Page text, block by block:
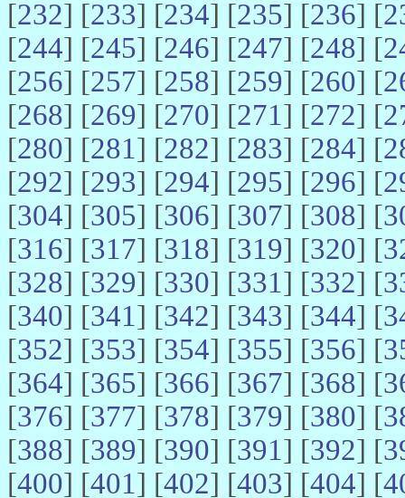
[232] [233] [234] [235] [236] [
[244] [245] [246] [247] [248] [
[256] [257] [258] [259] [260] [
[268] [269] [270] [271] [272] [
[280] [281] [282] [283] [284] [
[292] [293] [294] [295] [296] [
[304] [305] [306] [307] [308] [
[316] [317] [318] [319] [320] [
[328] [329] [330] [331] [332] [
[340] [341] [342] [343] [344] [
[352] [353] [354] [355] [356] [
[364] [365] [366] [367] [368] [
[376] [377] [378] [379] [380] [
[388] [389] [390] [391] [392] [
[400] [401] [402] [403] [404] [